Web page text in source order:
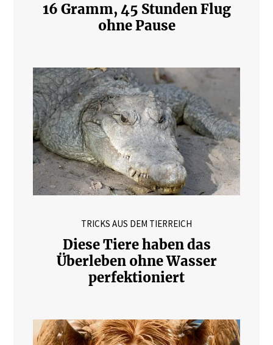
16 Gramm, 45 Stunden Flug
ohne Pause
TRICKS AUS DEM TIERREICH
Diese Tiere haben das
Überleben ohne Wasser
perfektioniert